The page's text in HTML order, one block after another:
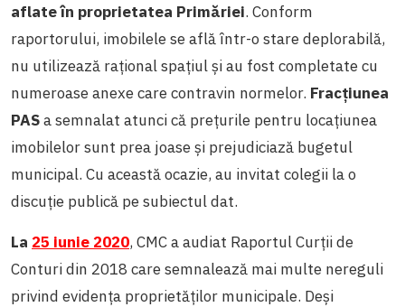
aflate în proprietatea Primăriei. Conform
raportorului, imobilele se află într-o stare deplorabilă,
nu utilizează rațional spațiul și au fost completate cu
numeroase anexe care contravin normelor. Fracțiunea
PASa semnalat atunci că prețurile pentru locațiunea
imobilelor sunt prea joase și prejudiciază bugetul
municipal. Cu această ocazie, au invitat colegii la o
discuție publică pe subiectul dat.
La 25 iunie 2020, CMC a audiat Raportul Curții de
Conturi din 2018 care semnalează mai multe nereguli
privind evidența proprietăților municipale. Deși